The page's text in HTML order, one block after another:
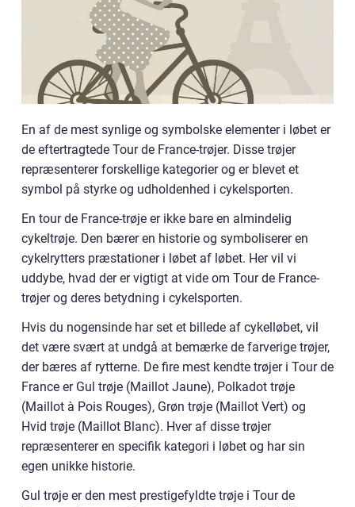
En af de mest synlige og symbolske elementer i løbet er
de eftertragtede Tour de France-trøjer. Disse trøjer
repræsenterer forskellige kategorier og er blevet et
symbol på styrke og udholdenhed i cykelsporten.
En tour de France-trøje er ikke bare en almindelig
cykeltrøje. Den bærer en historie og symboliserer en
cykelrytters præstationer i løbet af løbet. Her vil vi
uddybe, hvad der er vigtigt at vide om Tour de France-
trøjer og deres betydning i cykelsporten.
Hvis du nogensinde har set et billede af cykelløbet, vil
det være svært at undgå at bemærke de farverige trøjer,
der bæres af rytterne. De fire mest kendte trøjer i Tour de
France er Gul trøje (Maillot Jaune), Polkadot trøje
(Maillot à Pois Rouges), Grøn trøje (Maillot Vert) og
Hvid trøje (Maillot Blanc). Hver af disse trøjer
repræsenterer en specifik kategori i løbet og har sin
egen unikke historie.
Gul trøje er den mest prestigefyldte trøje i Tour de